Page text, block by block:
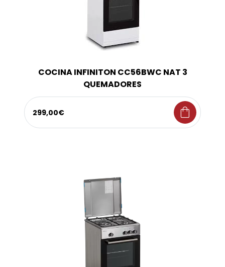
COCINA INFINITON CC56BWC NAT 3
QUEMADORES
299,00€ shopping_bag